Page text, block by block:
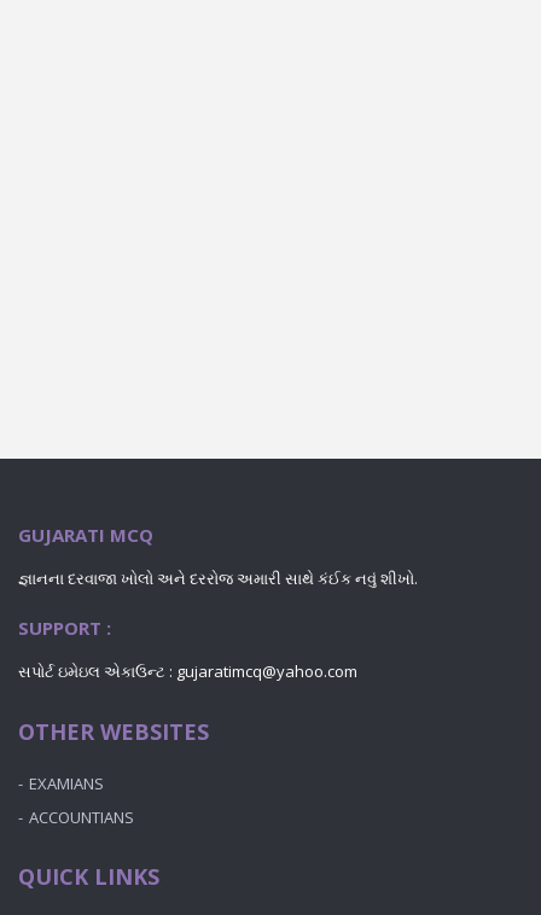
GUJARATI MCQ
જ્ઞાનના દરવાજા ખોલો અને દરરોજ અમારી સાથે કંઈક નવું શીખો.
SUPPORT :
સપોર્ટ ઇમેઇલ એકાઉન્ટ : gujaratimcq@yahoo.com
OTHER WEBSITES
EXAMIANS
ACCOUNTIANS
QUICK LINKS